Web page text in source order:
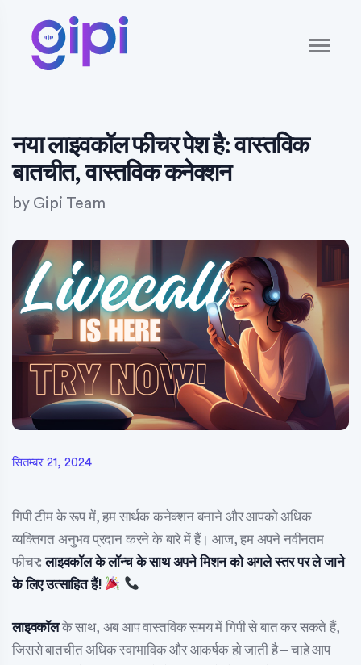
नया लाइवकॉल फीचर पेश है: वास्तविक
बातचीत, वास्तविक कनेक्शन
by Gipi Team
सितम्बर 21, 2024
गिपी टीम के रूप में, हम सार्थक कनेक्शन बनाने और आपको अधिक
व्यक्तिगत अनुभव प्रदान करने के बारे में हैं। आज, हम अपने नवीनतम
फीचर:लाइवकॉल के लॉन्च के साथ अपने मिशन को अगले स्तर पर ले जाने
के लिए उत्साहित हैं!
लाइवकॉलके साथ, अब आप वास्तविक समय में गिपी से बात कर सकते हैं,
जिससे बातचीत अधिक स्वाभाविक और आकर्षक हो जाती है – चाहे आप